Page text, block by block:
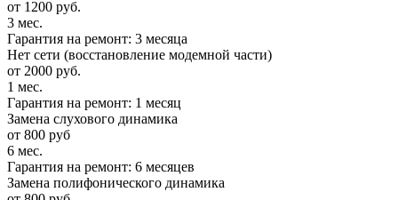
от 1200 руб.
3 мес.
Гарантия на ремонт: 3 месяца
Нет сети (восстановление модемной части)
от 2000 руб.
1 мес.
Гарантия на ремонт: 1 месяц
Замена слухового динамика
от 800 руб
6 мес.
Гарантия на ремонт: 6 месяцев
Замена полифонического динамика